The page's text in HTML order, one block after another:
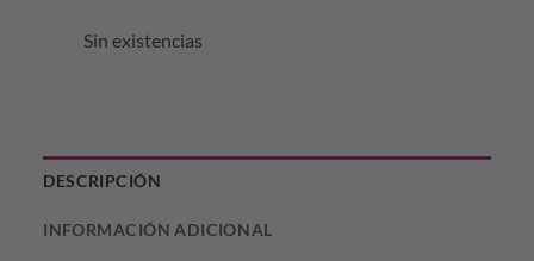
Sin existencias
DESCRIPCIÓN
INFORMACIÓN ADICIONAL